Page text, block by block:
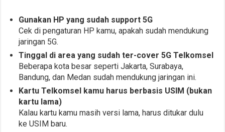
Gunakan HP yang sudah support 5G
Cek di pengaturan HP kamu, apakah sudah mendukung
jaringan 5G.
Tinggal di area yang sudah ter-cover 5G Telkomsel
Beberapa kota besar seperti Jakarta, Surabaya,
Bandung, dan Medan sudah mendukung jaringan ini.
Kartu Telkomsel kamu harus berbasis USIM (bukan
kartu lama)
Kalau kartu kamu masih versi lama, harus ditukar dulu
ke USIM baru.